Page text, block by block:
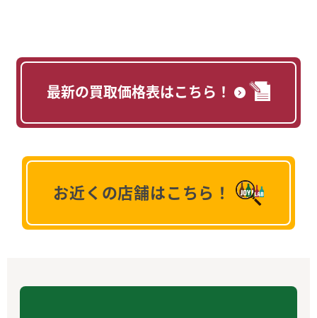
最新の買取価格表はこちら！
お近くの店舗はこちら！